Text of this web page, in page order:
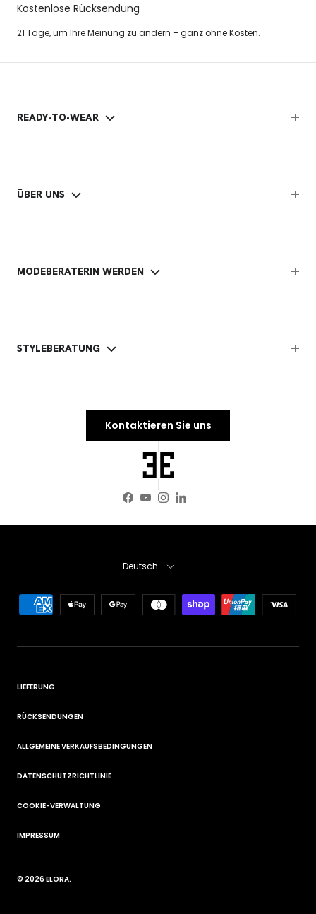
Kostenlose Rücksendung
21 Tage, um Ihre Meinung zu ändern – ganz ohne Kosten.
READY-TO-WEAR
ÜBER UNS
MODEBERATERIN WERDEN
STYLEBERATUNG
Kontaktieren Sie uns
Facebook
YouTube
Instagram
LinkedIn
Deutsch
LIEFERUNG
RÜCKSENDUNGEN
ALLGEMEINE VERKAUFSBEDINGUNGEN
DATENSCHUTZRICHTLINIE
COOKIE-VERWALTUNG
IMPRESSUM
© 2026ELORA.